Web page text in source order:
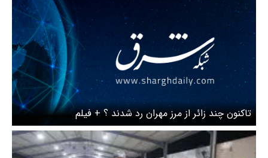
تاکنون چند زائر از مرز مهران رد شدند ؟ + فیلم